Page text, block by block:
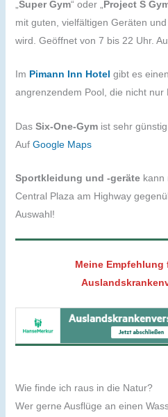
Super Gym“ oder „ Project S
mit guten, vielfältigen Geräten
wird. Geöffnet von 7 bis 22 Uhr.
Im Pimann Inn Hotel gibt es
angrenzendem Pool, die nicht nur
Das Six-One-Gymist sehr
Auf Google Maps
Sportkleidung und -geräte kann
Central Plaza am Highway
Auswahl!
Meine
Wie finde ich raus in die Natur?
Wer gerne Ausflüge an einen